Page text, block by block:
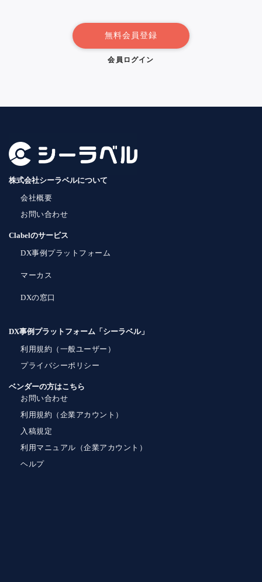
無料会員登録
会員ログイン
株式会社シーラベルについて
会社概要
お問い合わせ
Clabelのサービス
DX事例プラットフォーム
マーカス
DXの窓口
DX事例プラットフォーム「シーラベル」
利用規約（一般ユーザー）
プライバシーポリシー
ベンダーの方はこちら
お問い合わせ
利用規約（企業アカウント）
入稿規定
利用マニュアル（企業アカウント）
ヘルプ